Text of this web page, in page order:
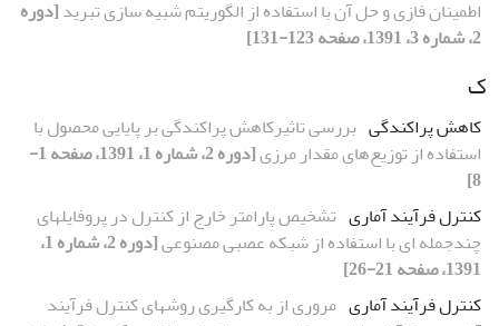
اطمینان فازی و حل آن با استفاده از الگوریتم شبیه سازی تبرید[دوره
2، شماره 3، 1391، صفحه 123-131]
ک
کاهش پراکندگی بررسی تاثیرکاهش پراکندگی بر پایایی محصول با
استفاده از توزیع‌‌‏های مقدار مرزی
[دوره 2، شماره 1، 1391، صفحه 1-
8]
کنترل فرآیند آماری تشخیص پارامتر خارج از کنترل در پروفایلهای
چندجمله ای با استفاده از شبکه عصبی مصنوعی
[دوره 2، شماره 1،
1391، صفحه 21-26]
کنترل فرآیند آماری مروری از به کارگیری روش‏های کنترل فرآیند